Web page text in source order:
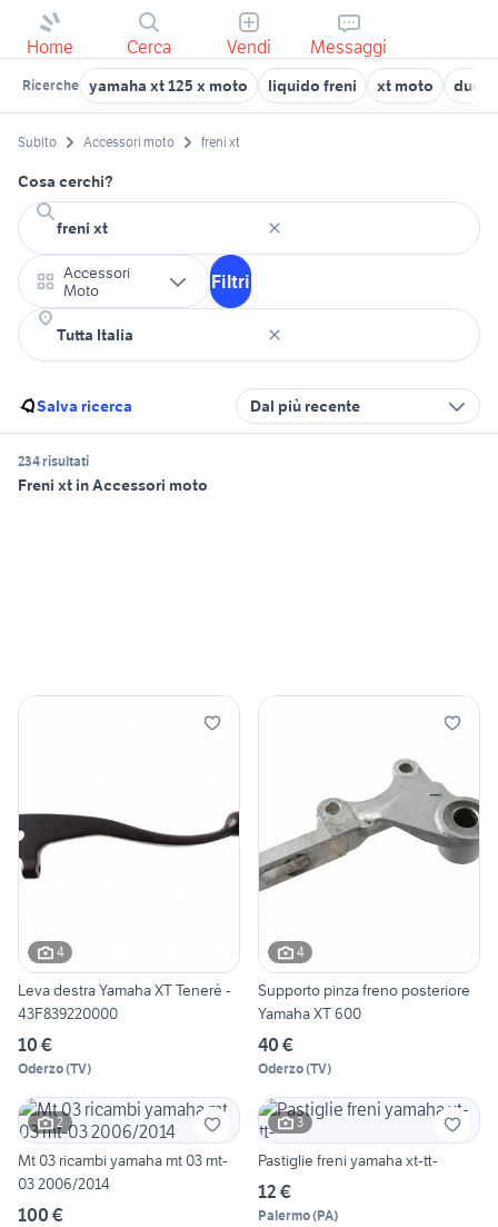
Home Cerca Vendi Messaggi
Ricerche yamaha xt 125 x moto liquido freni xt moto
Subito Accessori moto freni xt
Cosa cerchi?
Accessori
Moto
Filtri
Salva ricerca Dal più recente
234 risultati
Freni xt in Accessori moto
4
Leva destra Yamaha XT Tenerè -
43F839220000
10 €
Oderzo(TV)
4
Supporto pinza freno posteriore
Yamaha XT 600
40 €
Oderzo(TV)
2
Mt 03 ricambi yamaha mt 03 mt-
03 2006/2014
100 €
3
Pastiglie freni yamaha xt-tt-
12 €
Palermo(PA)